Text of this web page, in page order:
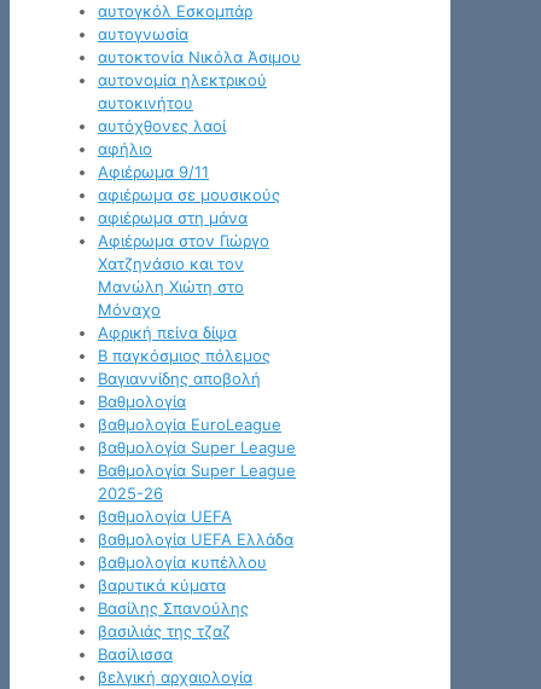
αυτογκόλ Εσκομπάρ
αυτογνωσία
αυτοκτονία Νικόλα Άσιμου
αυτονομία ηλεκτρικού
αυτοκινήτου
αυτόχθονες λαοί
αφήλιο
Αφιέρωμα 9/11
αφιέρωμα σε μουσικούς
αφιέρωμα στη μάνα
Αφιέρωμα στον Γιώργο
Χατζηνάσιο και τον
Μανώλη Χιώτη στο
Μόναχο
Αφρική πείνα δίψα
Β παγκόσμιος πόλεμος
Βαγιαννίδης αποβολή
Βαθμολογία
βαθμολογία EuroLeague
βαθμολογία Super League
Βαθμολογία Super League
2025-26
βαθμολογία UEFA
βαθμολογία UEFA Ελλάδα
βαθμολογία κυπέλλου
βαρυτικά κύματα
Βασίλης Σπανούλης
βασιλιάς της τζαζ
Βασίλισσα
βελγική αρχαιολογία